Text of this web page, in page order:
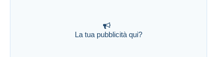
La tua pubblicità qui?